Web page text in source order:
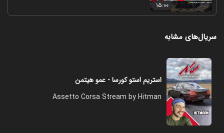
۱۵:۰۰
سریال‌های مشابه
استریم استو کورسا - عمو هیتمن
Assetto Corsa Stream by Hitman